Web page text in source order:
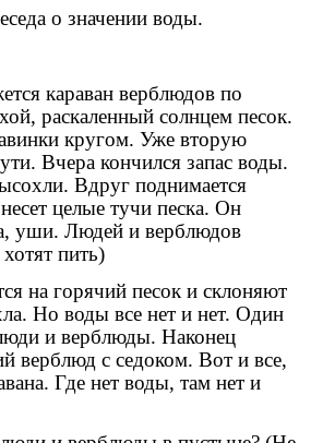
о значении воды.
караван верблюдов по
раскаленный солнцем песок.
кругом. Уже вторую
Вчера кончился запас воды.
Вдруг поднимается
целые тучи песка. Он
уши. Людей и верблюдов
пить)
на горячий песок и склоняют
Но воды все нет и нет. Один
и верблюды. Наконец
верблюд с седоком. Вот и все,
Где нет воды, там нет и